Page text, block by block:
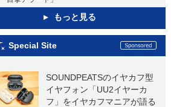
もっと見る
Special Site
SOUNDPEATSのイヤカフ型
イヤフォン「UU2イヤーカ
フ」をイヤカフマニアが語る